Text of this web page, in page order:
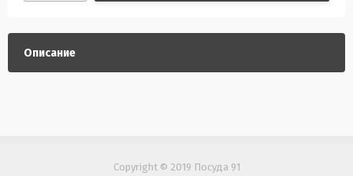
Описание
Copyright © 2019 Посуда 91